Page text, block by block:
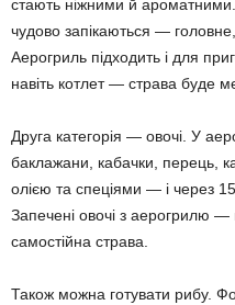
стають ніжними й
чудово запікаються —
Аерогриль підходить і для
навіть котлет — страва буде
Друга категорія — овочі. У
баклажани, кабачки, перець,
олією та спеціями — і через
Запечені овочі з аерогрилю —
самостійна страва.
Також можна готувати рибу.